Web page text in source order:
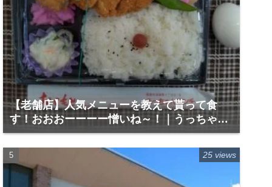
【老舗店】人気メニューを教えて貰って食
す！おおおーーーー憎いね～！｜うっちゃん
ランチ｜徳島市城東町１
25 views